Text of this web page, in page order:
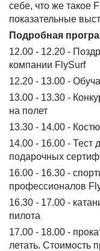
себе, что же такое
показательные
Подробная
12.00 - 12.20 -
компании FlySurf
12.20 - 13.00 -
13.00 - 13.30 -
на полет
13.30 - 14.00 -
14.00 - 16.00 - Тест
подарочных
16.00 - 16.30 -
профессионалов
16.30 - 17.00 -
пилота
17.00 - 18.00 -
летать. Стоимость